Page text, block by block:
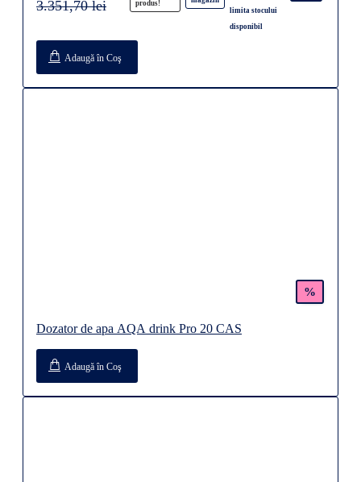
produs!
limita stocului
disponibil
3.351,70 lei
Adaugă în Coş
%
Dozator de apa AQA drink Pro 20 CAS
Adaugă în Coş